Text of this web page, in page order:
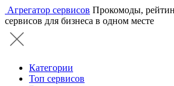
Агрегатор сервисов Прокомоды,
сервисов для бизнеса в одном месте
Категории
Топ сервисов